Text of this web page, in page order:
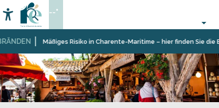
au
contenu
principal
Mäßiges Risiko in Charente-Maritime – hier finden Sie die
Accessibilité
Suche
--°